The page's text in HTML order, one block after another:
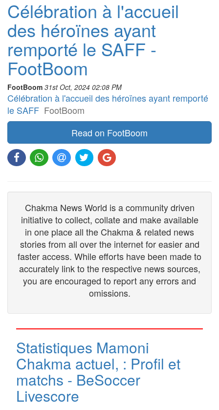
Célébration à l'accueil
des héroïnes ayant
remporté le SAFF -
FootBoom
FootBoom 31st Oct, 2024 02:08 PM
Célébration à l'accueil des héroïnes ayant remporté
le SAFF FootBoom
Read on FootBoom
Chakma News World is a community driven
initiative to collect, collate and make available
in one place all the Chakma & related news
stories from all over the internet for easier and
faster access. While efforts have been made to
accurately link to the respective news sources,
you are encouraged to report any errors and
omissions.
Statistiques Mamoni
Chakma actuel, : Profil et
matchs - BeSoccer
Livescore